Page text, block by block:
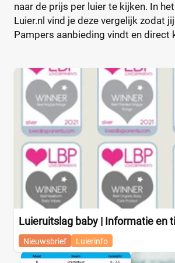
naar de prijs per luier te kijken. In
Luier.nl vind je deze vergelijk zodat
Pampers aanbieding vindt en direct
Luieruitslag baby | Informatie en
Nieuwsbrief Luierinfo